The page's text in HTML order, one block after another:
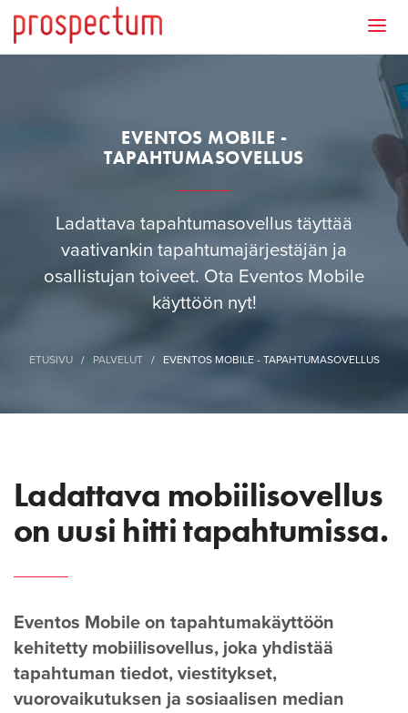
EVENTOS MOBILE -
TAPAHTUMASOVELLUS
Ladattava tapahtumasovellus täyttää
vaativankin tapahtumajärjestäjän ja
osallistujan toiveet. Ota Eventos Mobile
käyttöön nyt!
ETUSIVU / PALVELUT / EVENTOS MOBILE - TAPAHTUMASOVELLUS
Ladattava mobiilisovellus
on uusi hitti tapahtumissa.
Eventos Mobile on tapahtumakäyttöön
kehitetty mobiilisovellus, joka yhdistää
tapahtuman tiedot, viestitykset,
vuorovaikutuksen ja sosiaalisen median